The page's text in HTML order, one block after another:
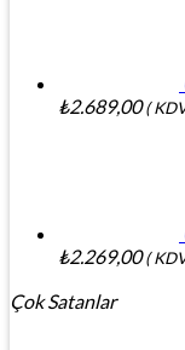
₺2.689,00 (
₺2.269,00 (
Çok Satanlar